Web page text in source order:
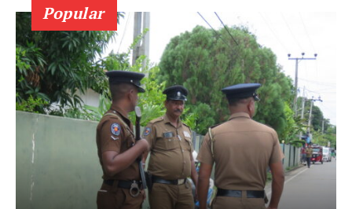
Popular